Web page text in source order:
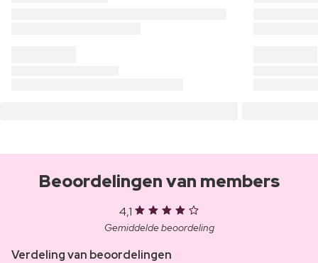
Beoordelingen van members
4,1
Gemiddelde beoordeling
Verdeling van beoordelingen